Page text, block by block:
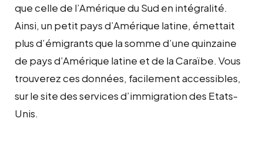
que celle de l’Amérique du Sud en intégralité.
Ainsi, un petit pays d’Amérique latine, émettait
plus d’émigrants que la somme d’une quinzaine
de pays d’Amérique latine et de la Caraïbe. Vous
trouverez ces données, facilement accessibles,
sur le site des services d’immigration des Etats-
Unis.